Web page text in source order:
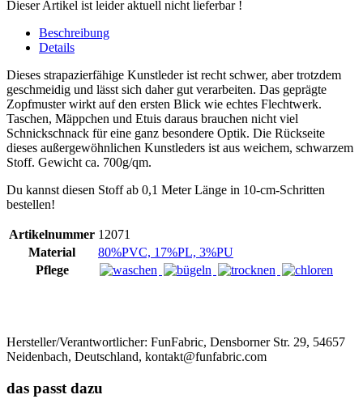
Dieser Artikel ist leider aktuell nicht lieferbar !
Beschreibung
Details
Dieses strapazierfähige Kunstleder ist recht schwer, aber trotzdem
geschmeidig und lässt sich daher gut verarbeiten. Das geprägte
Zopfmuster wirkt auf den ersten Blick wie echtes Flechtwerk.
Taschen, Mäppchen und Etuis daraus brauchen nicht viel
Schnickschnack für eine ganz besondere Optik. Die Rückseite
dieses außergewöhnlichen Kunstleders ist aus weichem, schwarzem
Stoff. Gewicht ca. 700g/qm.
Du kannst diesen Stoff ab 0,1 Meter Länge in 10-cm-Schritten
bestellen!
Artikelnummer 12071
Material
80%PVC, 17%PL, 3%PU
Pflege
Hersteller/Verantwortlicher: FunFabric, Densborner Str. 29, 54657
Neidenbach, Deutschland, kontakt@funfabric.com
das passt dazu